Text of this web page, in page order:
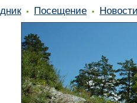
Посещение